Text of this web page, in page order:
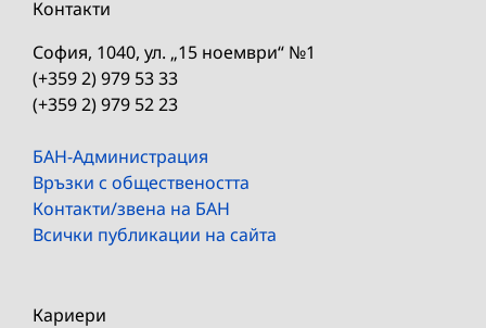
Контакти
София, 1040, ул. „15 ноември“ №1
(+359 2) 979 53 33
(+359 2) 979 52 23
БАН-Администрация
Връзки с обществеността
Контакти/звена на БАН
Всички публикации на сайта
Кариери